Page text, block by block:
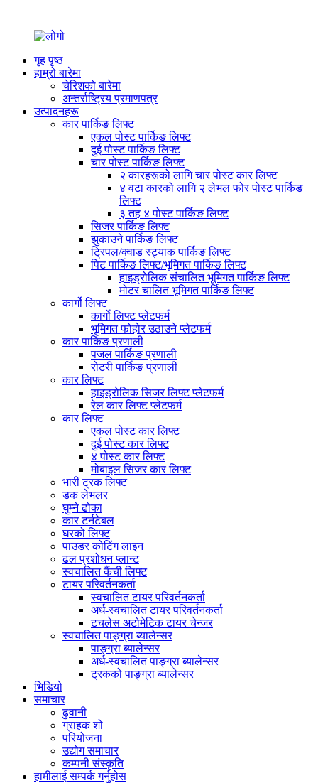
गृह पृष्ठ
हाम्रो बारेमा
चेरिशको बारेमा
अन्तर्राष्ट्रिय प्रमाणपत्र
उत्पादनहरू
कार पार्किङ लिफ्ट
एकल पोस्ट पार्किङ लिफ्ट
दुई पोस्ट पार्किङ लिफ्ट
चार पोस्ट पार्किङ लिफ्ट
२ कारहरूको लागि चार पोस्ट कार लिफ्ट
४ वटा कारको लागि २ लेभल फोर पोस्ट पार्किङ
लिफ्ट
३ तह ४ पोस्ट पार्किङ लिफ्ट
सिजर पार्किङ लिफ्ट
झुकाउने पार्किङ लिफ्ट
ट्रिपल/क्वाड स्ट्याक पार्किङ लिफ्ट
पिट पार्किङ लिफ्ट/भूमिगत पार्किङ लिफ्ट
हाइड्रोलिक संचालित भूमिगत पार्किङ लिफ्ट
मोटर चालित भूमिगत पार्किङ लिफ्ट
कार्गो लिफ्ट
कार्गो लिफ्ट प्लेटफर्म
भूमिगत फोहोर उठाउने प्लेटफर्म
कार पार्किङ प्रणाली
पजल पार्किङ प्रणाली
रोटरी पार्किङ प्रणाली
कार लिफ्ट
हाइड्रोलिक सिजर लिफ्ट प्लेटफर्म
रेल कार लिफ्ट प्लेटफर्म
कार लिफ्ट
एकल पोस्ट कार लिफ्ट
दुई पोस्ट कार लिफ्ट
४ पोस्ट कार लिफ्ट
मोबाइल सिजर कार लिफ्ट
भारी ट्रक लिफ्ट
डक लेभलर
घुम्ने ढोका
कार टर्नटेबल
घरको लिफ्ट
पाउडर कोटिंग लाइन
ढल प्रशोधन प्लान्ट
स्वचालित कैंची लिफ्ट
टायर परिवर्तनकर्ता
स्वचालित टायर परिवर्तनकर्ता
अर्ध-स्वचालित टायर परिवर्तनकर्ता
टचलेस अटोमेटिक टायर चेन्जर
स्वचालित पाङ्ग्रा ब्यालेन्सर
पाङ्ग्रा ब्यालेन्सर
अर्ध-स्वचालित पाङ्ग्रा ब्यालेन्सर
ट्रकको पाङ्ग्रा ब्यालेन्सर
भिडियो
समाचार
ढुवानी
ग्राहक शो
परियोजना
उद्योग समाचार
कम्पनी संस्कृति
हामीलाई सम्पर्क गर्नुहोस